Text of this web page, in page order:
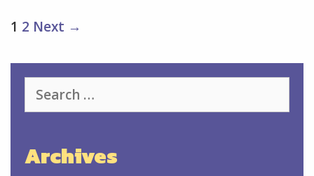
Post
1 2 Next →
for:
Archives